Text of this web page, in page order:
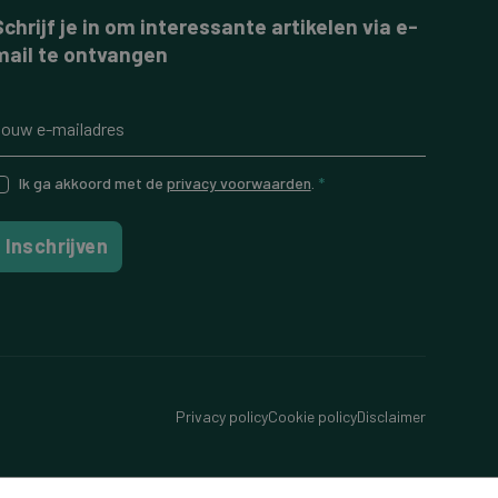
je in om interessante artikelen via e-
te ontvangen
Ik ga akkoord met de privacy voorwaarden *
Inschrijven
Privacy policyCookie policyDisclaimer